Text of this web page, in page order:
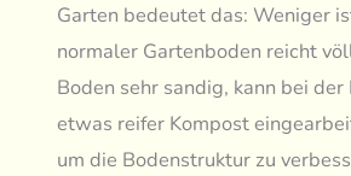
Garten bedeutet das: Weniger
normaler Gartenboden reicht
Boden sehr sandig, kann bei der
etwas reifer Kompost
um die Bodenstruktur zu